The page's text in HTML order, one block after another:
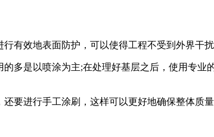
有效地表面防护，可以使得工程不受到外界干扰
是以喷涂为主;在处理好基层之后，使用专业
要进行手工涂刷，这样可以更好地确保整体质量